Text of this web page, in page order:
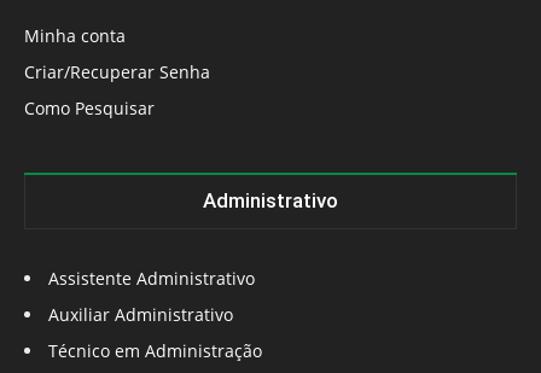
Minha conta
Criar/Recuperar Senha
Como Pesquisar
Administrativo
Assistente Administrativo
Auxiliar Administrativo
Técnico em Administração